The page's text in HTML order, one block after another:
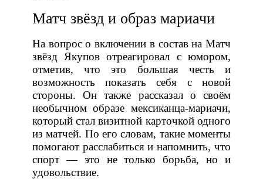
Матч звёзд и образ мариачи
На вопрос о включении в состав на Матч
звёзд Якупов отреагировал с юмором,
отметив, что это большая честь и
возможность показать себя с новой
стороны. Он также рассказал о своём
необычном образе мексиканца-мариачи,
который стал визитной карточкой одного
из матчей. По его словам, такие моменты
помогают расслабиться и напомнить, что
спорт — это не только борьба, но и
удовольствие.